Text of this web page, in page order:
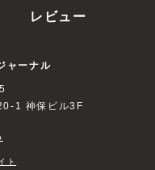
レビュー
ャーナル
1 神保ビル3F
ト